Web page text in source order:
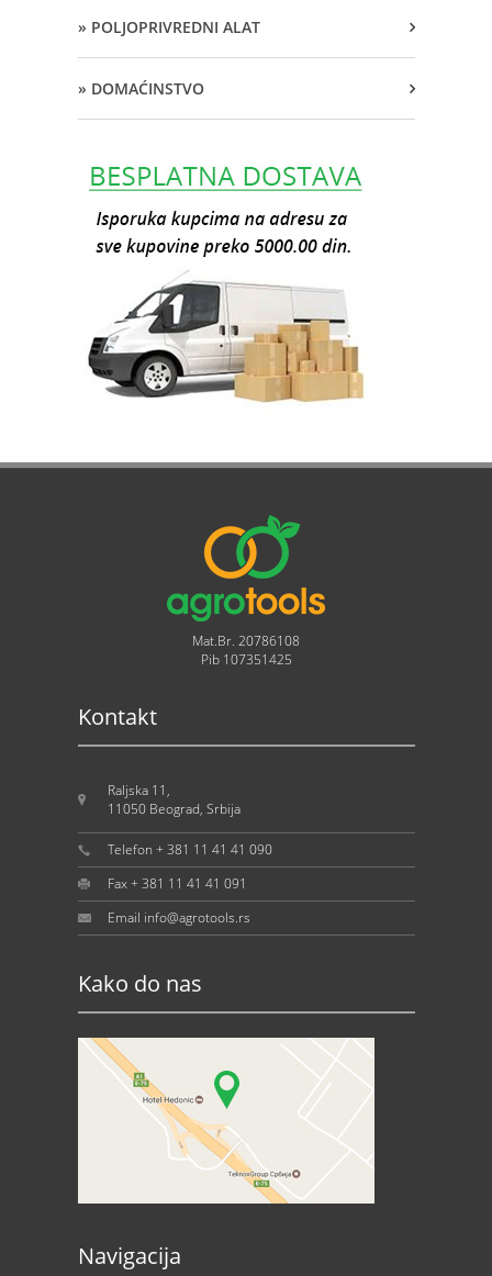
» POLJOPRIVREDNI ALAT
» DOMAĆINSTVO
Mat.Br. 20786108
Pib 107351425
Kontakt
Raljska 11,
11050 Beograd, Srbija
Telefon + 381 11 41 41 090
Fax + 381 11 41 41 091
Email info@agrotools.rs
Kako do nas
Navigacija